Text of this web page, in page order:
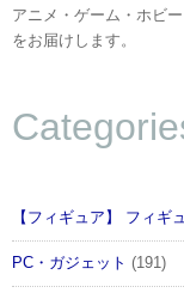
アニメ・ゲーム・ホビ
をお届けします。
【フィギュア】 フィギ
PC・ガジェット (191)